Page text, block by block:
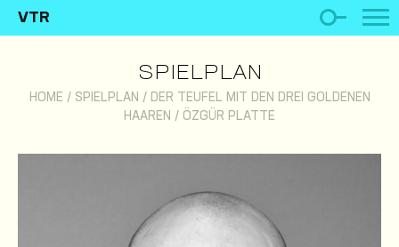
VTR
SPIELPLAN
HOME / SPIELPLAN / DER TEUFEL MIT DEN DREI GOLDENEN
HAAREN / ÖZGÜR PLATTE